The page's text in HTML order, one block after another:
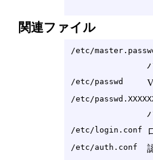
関連ファイル
/etc/
/etc/passwd
/etc/
/etc/login.conf
/etc/auth.conf